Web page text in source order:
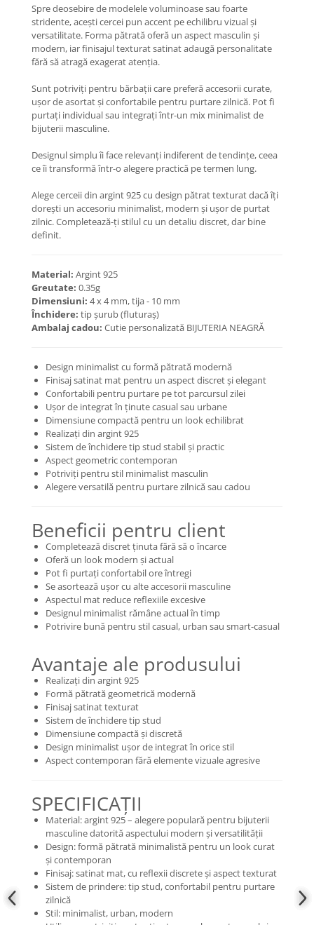
Coliere cu Molecule
Coliere Diverse
BRĂȚĂRI
BRĂȚĂRI CU ȘNUR REGLABIL
Brățări din Aur cu șnur reglabil
Brățări din Argint cu șnur reglabil
BRĂȚĂRI CU PIETRE SEMIPREȚIOASE
Brățări din Aur cu pietre
semiprețioase
Brățări din Argint cu pietre
Brățări elastice cu pietre
semiprețioase
BRĂȚĂRI DE PICIOR
Brățări de picior din Argint
COLIERE
Coliere cu mărgele colorate și
Argint
Spre deosebire de modelele voluminoase sau foarte
stridente, acești cercei pun accent pe echilibru vizual și
versatilitate. Forma pătrată oferă un aspect masculin și
modern, iar finisajul texturat satinat adaugă personalitate
fără să atragă exagerat atenția.
Sunt potriviți pentru bărbații care preferă accesorii curate,
ușor de asortat și confortabile pentru purtare zilnică. Pot fi
purtați individual sau integrați într-un mix minimalist de
bijuterii masculine.
Designul simplu îi face relevanți indiferent de tendințe, ceea
ce îi transformă într-o alegere practică pe termen lung.
Alege cerceii din argint 925 cu design pătrat texturat dacă îți
dorești un accesoriu minimalist, modern și ușor de purtat
zilnic. Completează-ți stilul cu un detaliu discret, dar bine
definit.
Material: Argint 925
Greutate: 0.35g
Dimensiuni: 4 x 4 mm, tija - 10 mm
Închidere: tip șurub (fluturaș)
Ambalaj cadou: Cutie personalizată BIJUTERIA NEAGRĂ
Design minimalist cu formă pătrată modernă
Finisaj satinat mat pentru un aspect discret și elegant
Confortabili pentru purtare pe tot parcursul zilei
Ușor de integrat în ținute casual sau urbane
Dimensiune compactă pentru un look echilibrat
Realizați din argint 925
Sistem de închidere tip stud stabil și practic
Aspect geometric contemporan
Potriviți pentru stil minimalist masculin
Alegere versatilă pentru purtare zilnică sau cadou
Beneficii pentru client
Completează discret ținuta fără să o încarce
Oferă un look modern și actual
Pot fi purtați confortabil ore întregi
Se asortează ușor cu alte accesorii masculine
Aspectul mat reduce reflexiile excesive
Designul minimalist rămâne actual în timp
Potrivire bună pentru stil casual, urban sau smart-casual
Avantaje ale produsului
Realizați din argint 925
Formă pătrată geometrică modernă
Finisaj satinat texturat
Sistem de închidere tip stud
Dimensiune compactă și discretă
Design minimalist ușor de integrat în orice stil
Aspect contemporan fără elemente vizuale agresive
SPECIFICAȚII
Material: argint 925 – alegere populară pentru bijuterii
masculine datorită aspectului modern și versatilității
Design: formă pătrată minimalistă pentru un look curat
și contemporan
Finisaj: satinat mat, cu reflexii discrete și aspect texturat
Sistem de prindere: tip stud, confortabil pentru purtare
zilnică
Stil: minimalist, urban, modern